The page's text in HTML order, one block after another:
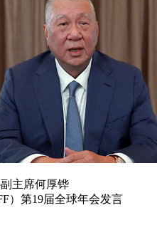
主席何厚铧
）第19届全球年会发言